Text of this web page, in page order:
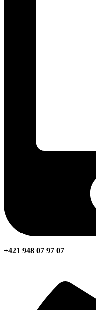
+421 948 07 97 07